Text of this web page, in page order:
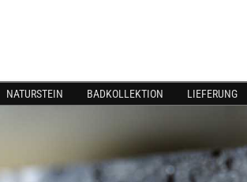
NATURSTEIN BADKOLLEKTION LIEFERUNG